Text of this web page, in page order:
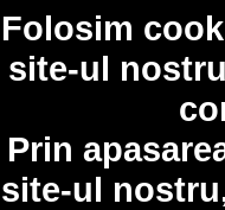
Folosim
site-ul
Prin
site-ul